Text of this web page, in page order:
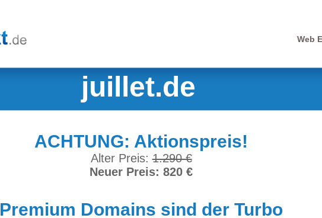
Web
juillet.de
ACHTUNG: Aktionspreis!
Alter Preis:1.290 €
Neuer Preis: 820 €
Premium Domains sind der Turbo